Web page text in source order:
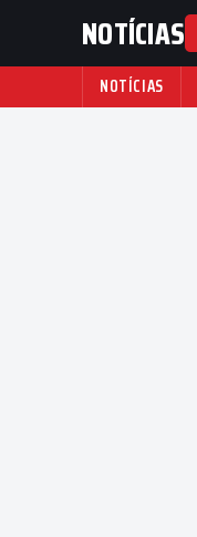
NOTÍCIAS
NOTÍCIAS